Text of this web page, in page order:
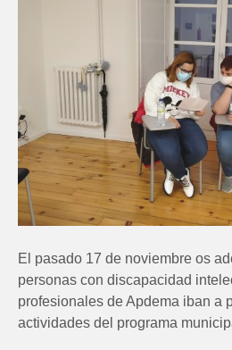
El pasado 17 de noviembre os
personas con discapacidad
profesionales de Apdema iban a
actividades del programa